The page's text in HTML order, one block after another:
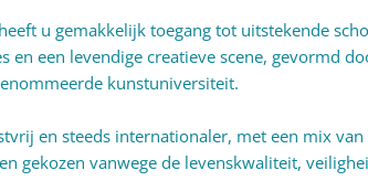
u gemakkelijk toegang tot uitstekende
en een levendige creatieve scene, gevormd
kunstuniversiteit.
en steeds internationaler, met een mix
gekozen vanwege de levenskwaliteit,